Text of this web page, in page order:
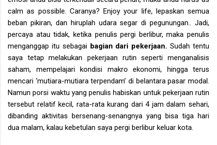
calm as possible. Caranya? Enjoy your life, lepaskan semua
beban pikiran, dan hiruplah udara segar di pegunungan.. Jadi,
percaya atau tidak, ketika penulis pergi berlibur, maka penulis
menganggap itu sebagai bagian dari pekerjaan.Sudah tentu
saya tetap melakukan pekerjaan rutin seperti menganalisis
saham, mempelajari kondisi makro ekonomi, hingga terus
mencari ‘mutiara-mutiara terpendam’ di belantara pasar modal.
Namun porsi waktu yang penulis habiskan untuk pekerjaan rutin
tersebut relatif kecil, rata-rata kurang dari 4 jam dalam sehari,
dibanding aktivitas bersenang-senangnya yang bisa tiga hari
dua malam, kalau kebetulan saya pergi berlibur keluar kota.